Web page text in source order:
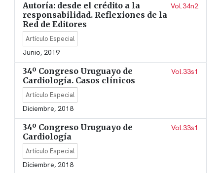
Autoría: desde el crédito a la
responsabilidad. Reflexiones de la
Red de Editores
Vol.34n2
Artículo Especial
Junio, 2019
34º Congreso Uruguayo de
Cardiología. Casos clínicos
Vol.33s1
Artículo Especial
Diciembre, 2018
34º Congreso Uruguayo de
Cardiología
Vol.33s1
Artículo Especial
Diciembre, 2018